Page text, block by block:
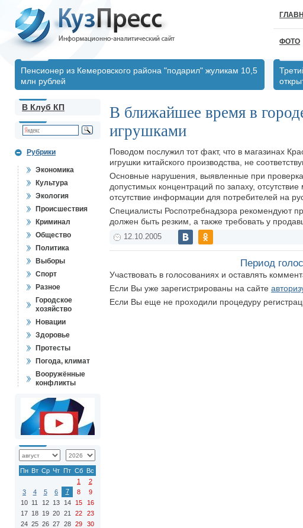
ФОТО
Пенсионер из Кемеровского района "подарил" жуликам 10,5
млн рублей
В Клуб КП
Рубрики
Экономика
Культура
Экология
Происшествия
Криминал
Общество
Политика
Выборы
Спорт
Разное
Городское
хозяйство
Новации
Здоровье
Протесты
Погода, климат
Вооружённые
конфликты
Пн Вт Ср Чт Пт Сб Вс
1
2
3
4 5 6 7 8
9
10 11 12 13 14 15
16
17 18 19 20 21 22
23
24 25 26 27 28 29
30
В ближайшее время в
игрушками
Поводом послужил тот факт, что в магазинах
игрушки китайского производства, не
Основные нарушения, выявленные при
допустимых концентраций по запаху,
отсутствие информации для потребителей на
Специалисты Роспотребнадзора рекомендуют
должен быть резким, а также требовать у
12.10.2005
Период
Участвовать в голосованиях и оставлять
Если Вы уже зарегистрированы на сайте
Если Вы еще не проходили процедуру